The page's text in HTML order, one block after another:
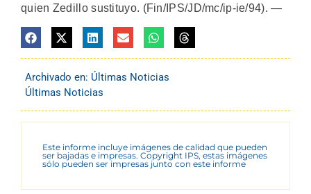
quien Zedillo sustituyo. (Fin/IPS/JD/mc/ip-ie/94). —
Archivado en: Últimas Noticias
Últimas Noticias
Este informe incluye imágenes de calidad que pueden
ser bajadas e impresas. Copyright IPS, estas imágenes
sólo pueden ser impresas junto con este informe